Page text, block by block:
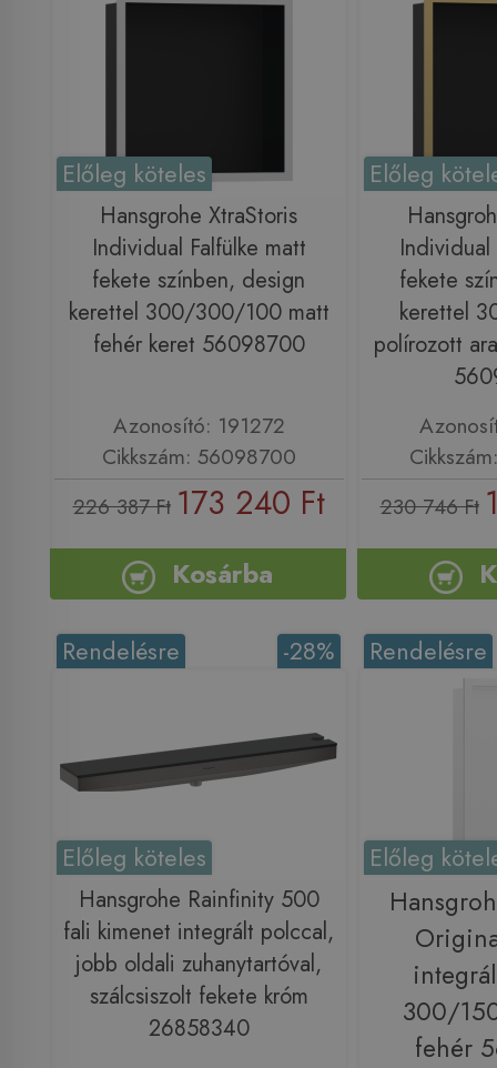
Előleg köteles
Hansgrohe XtraStoris
Individual Falfülke matt
fekete színben, design
kerettel 300/300/100 matt
fehér keret 56098700
Azonosító: 191272
Cikkszám: 56098700
226 387 Ft 173 240 Ft
Kosárba
Előleg
Individual
fekete
kerettel
polírozott
230 746 Ft
-28%
Rendelésre
Előleg köteles
Hansgrohe Rainfinity 500
fali kimenet integrált polccal,
jobb oldali zuhanytartóval,
szálcsiszolt fekete króm
26858340
Rendelésre
Előleg
300/
fehér